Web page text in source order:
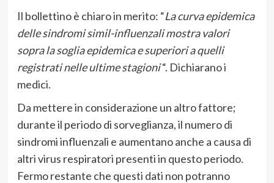
Il bollettino è chiaro in merito: “La curva epidemica
delle sindromi simil-influenzali mostra valori
sopra la soglia epidemica e superiori a quelli
registrati nelle ultime stagioni“. Dichiarano i
medici.
Da mettere in considerazione un altro fattore;
durante il periodo di sorveglianza, il numero di
sindromi influenzali e aumentano anche a causa di
altri virus respiratori presenti in questo periodo.
Fermo restante che questi dati non potranno